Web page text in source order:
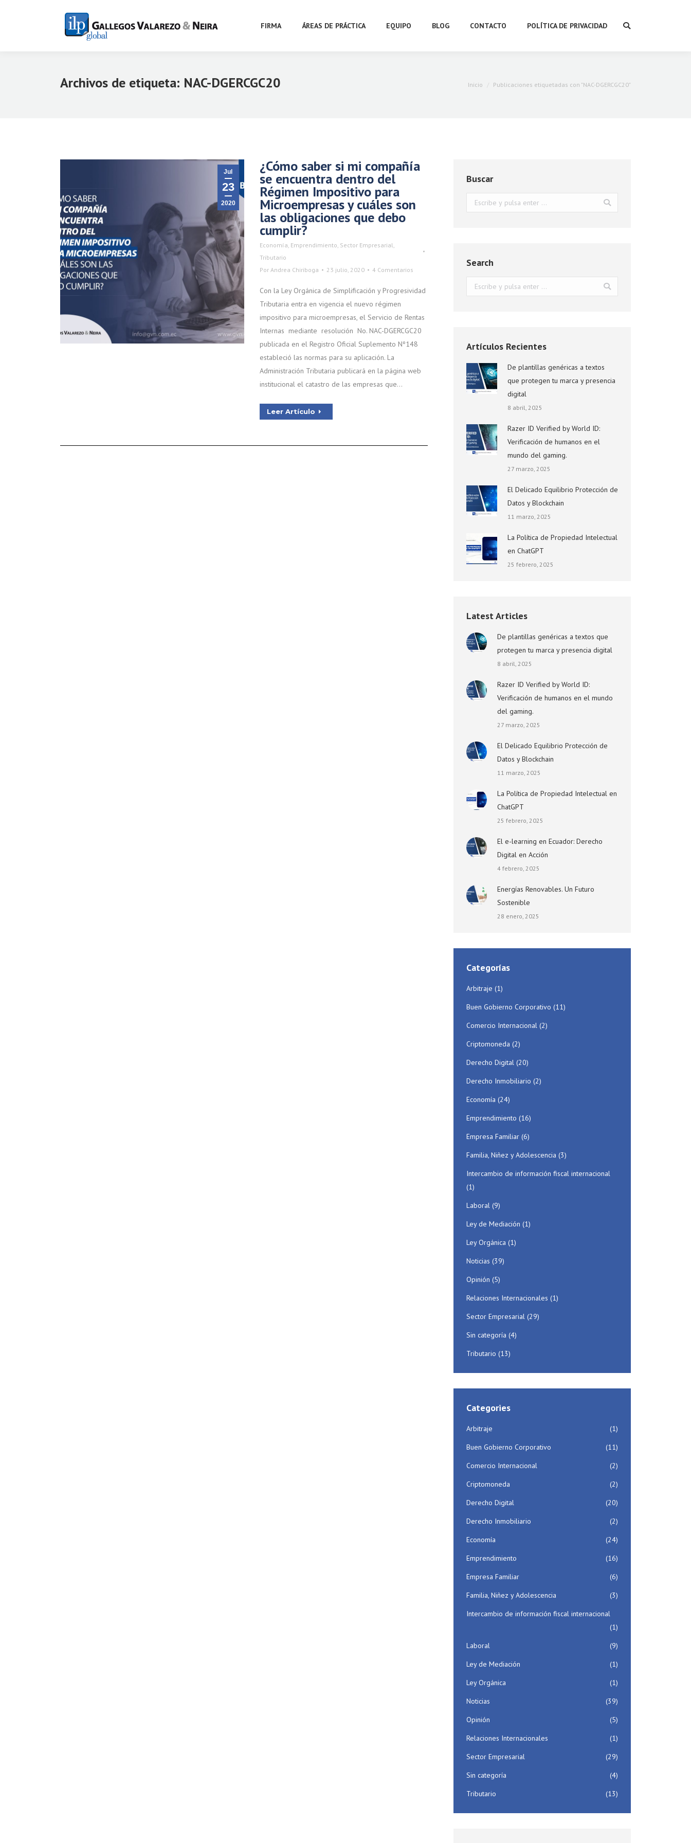
FIRMA ÁREAS DE PRÁCTICA EQUIPO BLOG CONTACTO POLÍTICA DE PRIVACIDAD Buscar:
Archivos de etiqueta: NAC-DGERCGC20 Estás aquí:
Inicio Publicaciones etiquetadas con "NAC-DGERCGC20"
Jul
23
2020
¿Cómo saber si mi compañía
se encuentra dentro del
Régimen Impositivo para
Microempresas y cuáles son
las obligaciones que debo
cumplir?
Economía, Emprendimiento, Sector Empresarial,
Tributario
Por Andrea Chiriboga 23 julio, 2020 4 Comentarios
Con la Ley Orgánica de Simplificación y Progresividad
Tributaria entra en vigencia el nuevo régimen
impositivo para microempresas, el Servicio de Rentas
Internas mediante resolución No. NAC-DGERCGC20
publicada en el Registro Oficial Suplemento Nº148
estableció las normas para su aplicación. La
Administración Tributaria publicará en la página web
institucional el catastro de las empresas que…
Leer Artículo
Buscar
Buscar:
Search
Buscar:
Artículos Recientes
De plantillas genéricas a textos
que protegen tu marca y presencia
digital
8 abril, 2025
Razer ID Verified by World ID:
Verificación de humanos en el
mundo del gaming.
27 marzo, 2025
El Delicado Equilibrio Protección de
Datos y Blockchain
11 marzo, 2025
La Política de Propiedad Intelectual
en ChatGPT
25 febrero, 2025
Latest Articles
De plantillas genéricas a textos que
protegen tu marca y presencia digital
8 abril, 2025
Razer ID Verified by World ID:
Verificación de humanos en el mundo
del gaming.
27 marzo, 2025
El Delicado Equilibrio Protección de
Datos y Blockchain
11 marzo, 2025
La Política de Propiedad Intelectual en
ChatGPT
25 febrero, 2025
El e-learning en Ecuador: Derecho
Digital en Acción
4 febrero, 2025
Energías Renovables. Un Futuro
Sostenible
28 enero, 2025
Categorías
Arbitraje (1)
Buen Gobierno Corporativo (11)
Comercio Internacional (2)
Criptomoneda (2)
Derecho Digital (20)
Derecho Inmobiliario (2)
Economía (24)
Emprendimiento (16)
Empresa Familiar (6)
Familia, Niñez y Adolescencia (3)
Intercambio de información fiscal internacional
(1)
Laboral (9)
Ley de Mediación (1)
Ley Orgánica (1)
Noticias (39)
Opinión (5)
Relaciones Internacionales (1)
Sector Empresarial (29)
Sin categoría (4)
Tributario (13)
Categories
Arbitraje
(1)
Buen Gobierno Corporativo
(11)
Comercio Internacional
(2)
Criptomoneda
(2)
Derecho Digital
(20)
Derecho Inmobiliario
(2)
Economía
(24)
Emprendimiento
(16)
Empresa Familiar
(6)
Familia, Niñez y Adolescencia
(3)
Intercambio de información fiscal internacional
(1)
Laboral
(9)
Ley de Mediación
(1)
Ley Orgánica
(1)
Noticias
(39)
Opinión
(5)
Relaciones Internacionales
(1)
Sector Empresarial
(29)
Sin categoría
(4)
Tributario
(13)